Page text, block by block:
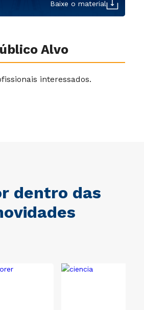
Baixe o material
Alvo
interessados.
dentro das